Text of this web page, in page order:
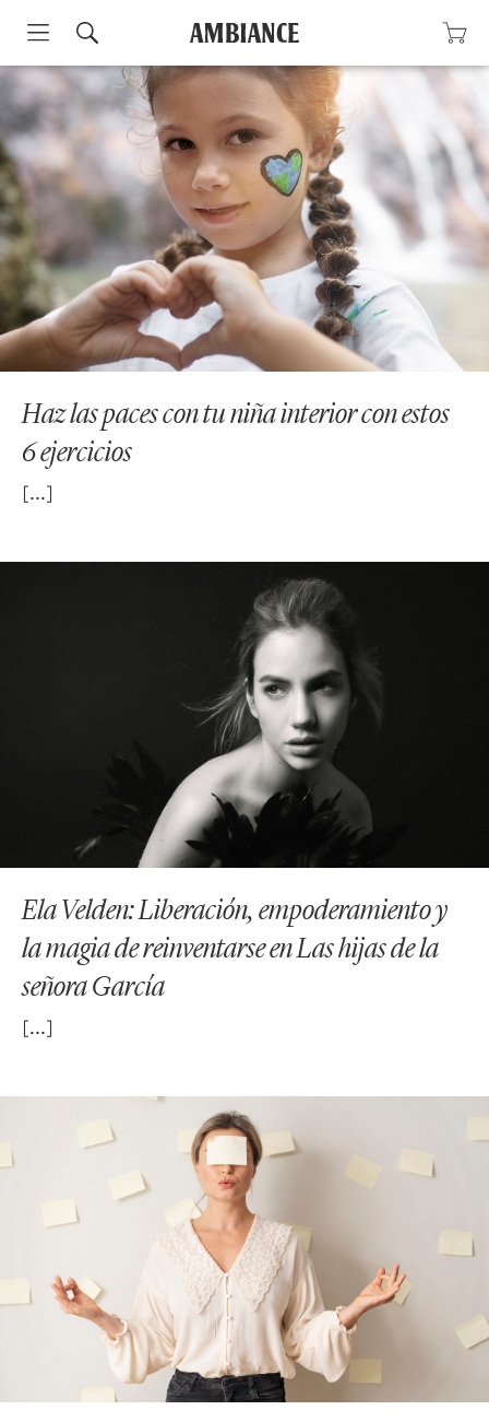
Skip
to
content
Haz las paces con tu niña interior con estos
6 ejercicios
Ela Velden: Liberación, empoderamiento y
la magia de reinventarse en Las hijas de la
señora García